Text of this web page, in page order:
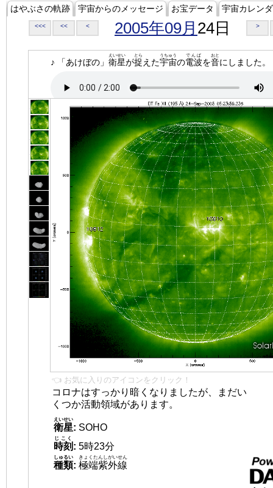
はやぶさの軌跡 宇宙からのメッセージ お宝データ 宇宙カレン
<<< << < 2005年09月 24日 >
♪ 「あけぼの」 衛星
えいせい
が捉
とら
えた宇宙
うちゅう
の電波
でんぱ
を音
おと
にしました。
👈 お気に入りのアイコンをクリック！
コロナはすっかり暗くなりましたが、まだい
くつか活動領域があります。
衛星
えいせい
: SOHO
時刻
じこく
: 5時23分
種類
しゅるい
: 極端紫外線
きょくたんしがいせん